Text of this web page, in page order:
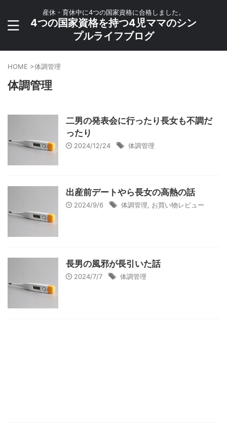
産休・育休中に4つの国家資格に合格しました。
4つの国家資格を持つ4児ママのシン
プルライフブログ
HOME >体調管理
体調管理
二男の発表会に行ったり長女も不調だ
ったり
2024/12/24 体調管理
出産前デートやら長女の高熱の話
2024/9/6 体調管理 お買い物レビュー
長男の風邪が長引いた話
2024/7/7 体調管理